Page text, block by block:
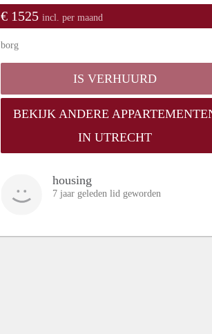
€ 1525 incl. per maand
borg
IS VERHUURD
BEKIJK ANDERE
IN UTRECHT
housing
7 jaar geleden lid geworden